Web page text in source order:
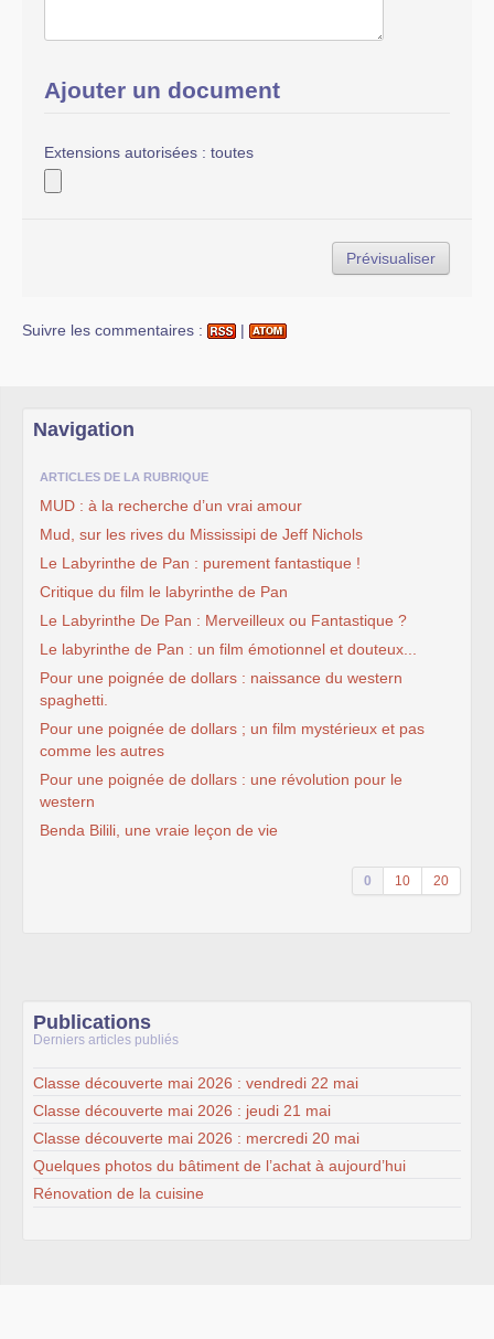
Ajouter un document
Extensions autorisées : toutes
Suivre les commentaires : |
Navigation
ARTICLES DE LA RUBRIQUE
MUD : à la recherche d’un vrai amour
Mud, sur les rives du Mississipi de Jeff Nichols
Le Labyrinthe de Pan : purement fantastique !
Critique du film le labyrinthe de Pan
Le Labyrinthe De Pan : Merveilleux ou Fantastique ?
Le labyrinthe de Pan : un film émotionnel et douteux...
Pour une poignée de dollars : naissance du western
spaghetti.
Pour une poignée de dollars ; un film mystérieux et pas
comme les autres
Pour une poignée de dollars : une révolution pour le
western
Benda Bilili, une vraie leçon de vie
0 10 20
Publications
Derniers articles publiés
Classe découverte mai 2026 : vendredi 22 mai
Classe découverte mai 2026 : jeudi 21 mai
Classe découverte mai 2026 : mercredi 20 mai
Quelques photos du bâtiment de l’achat à aujourd’hui
Rénovation de la cuisine